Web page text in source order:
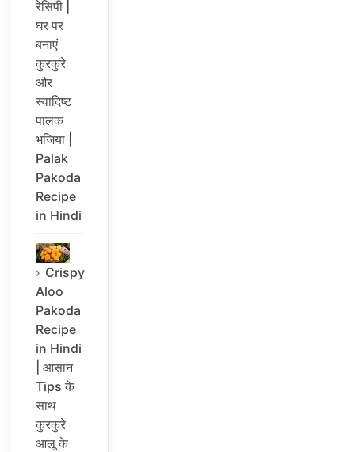
रेसिपी |
घर पर
बनाएं
कुरकुरे
और
स्वादिष्ट
पालक
भजिया |
Palak
Pakoda
Recipe
in Hindi
Crispy
Aloo
Pakoda
Recipe
in Hindi
| आसान
Tips के
साथ
कुरकुरे
आलू के